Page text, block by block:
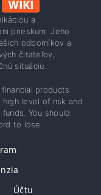
a
prieskum. Jeho
odborníkov a
čitateľov,
situáciu.
financial products
level of risk and
You should
to lose.
Účtu